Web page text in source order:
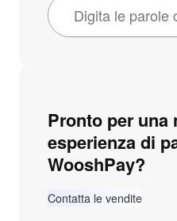
Pronto per una
esperienza di
WooshPay?
Contatta le vendite